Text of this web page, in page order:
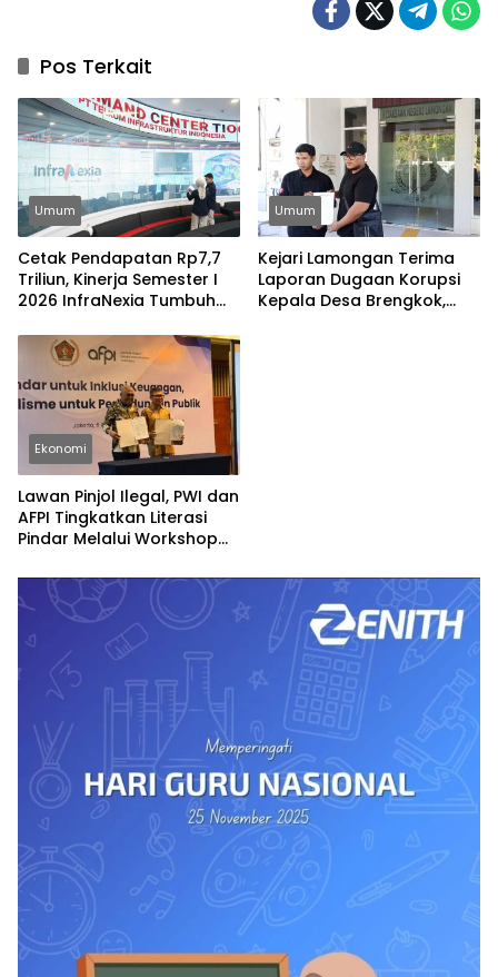
Pos Terkait
Umum
Cetak Pendapatan Rp7,7
Triliun, Kinerja Semester I
2026 InfraNexia Tumbuh
Saing Industri Digital
Umum
Kejari Lamongan Terima
Laporan Dugaan Korupsi
Kepala Desa Brengkok,
Ekonomi
Lawan Pinjol Ilegal, PWI dan
AFPI Tingkatkan Literasi
Pindar Melalui Workshop